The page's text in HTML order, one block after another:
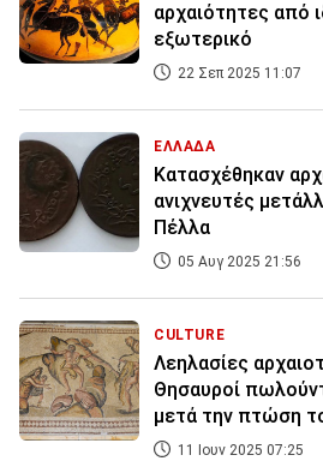
αρχαιότητες από
εξωτερικό
22 Σεπ 2025 11:07
ΕΛΛΑΔΑ
Κατασχέθηκαν
ανιχνευτές
Πέλλα
05 Αυγ 2025 21:56
CULTURE
Λεηλασίες
Θησαυροί
μετά την πτώση
11 Ιουν 2025 07:25